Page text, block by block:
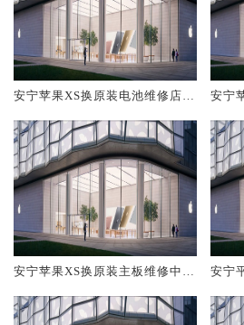
安宁苹果XS换原装电池维修店大
安宁
安宁苹果XS换原装主板维修中心
安宁